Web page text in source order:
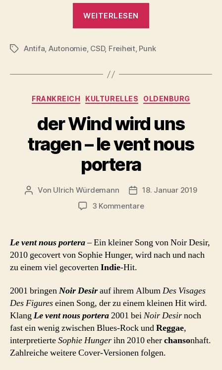
WEITERLESEN
–
Punks
beim
Berliner
CSD
1997“
Schlagwörter
Antifa, Autonomie, CSD, Freiheit, Punk
Kategorien
FRANKREICH KULTURELLES OLDENBURG
der Wind wird uns
tragen – le vent nous
portera
Beitragsautor
Von Ulrich Würdemann Beitragsdatum
18. Januar 2019
3 Kommentarezu
uns
tragen
vent
nous
portera
Le vent nous portera– Ein kleiner Song von Noir Desir,
2010 gecovert von Sophie Hunger, wird nach und nach
zu einem viel gecovertenIndie-Hit.
2001 bringenNoir Desirauf ihrem AlbumDes Visages
Des Figureseinen Song, der zu einem kleinen Hit wird.
KlangLe vent nous portera2001 beiNoir Desirnoch
fast ein wenig zwischen Blues-Rock undReggae,
interpretierteSophie Hungerihn 2010 eherchansonhaft.
Zahlreiche weitere Cover-Versionen folgen.